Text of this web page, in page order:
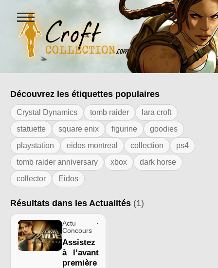
Figurines Lara Croft et
Ouvrir
le
menu
Résultats de l'étiquette
Découvrez les étiquettes populaires
Crystal Dynamics tomb raider
lara croft
statuette
square enix figurine
goodies
playstation
eidos montreal collection
ps4
tomb raider anniversary
xbox
dark horse
collector
Eidos
Résultats dans les Actualités (1)
Actu ·
Concours
Assistez
à l’avant
première